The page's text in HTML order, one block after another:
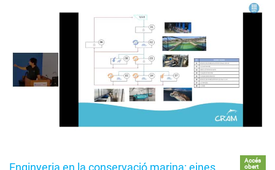
Enginyeria en la conservació marina: eines
Accés
obert